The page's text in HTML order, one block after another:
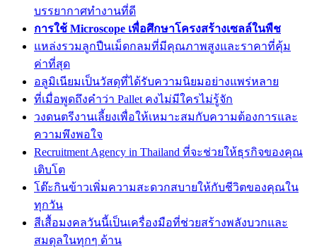
บรรยากาศทำงานที่ดี
การใช้ Microscope เพื่อศึกษาโครงสร้างเซลล์ในพืช
แหล่งรวมลูกปืนเม็ดกลมที่มีคุณภาพสูงและราคาที่คุ้ม
ค่าที่สุด
อลูมิเนียมเป็นวัสดุที่ได้รับความนิยมอย่างแพร่หลาย
ที่เมื่อพูดถึงคำว่า Pallet คงไม่มีใครไม่รู้จัก
วงดนตรีงานเลี้ยงเพื่อให้เหมาะสมกับความต้องการและ
ความพึงพอใจ
Recruitment Agency in Thailand ที่จะช่วยให้ธุรกิจของคุณ
เติบโต
โต๊ะกินข้าวเพิ่มความสะดวกสบายให้กับชีวิตของคุณใน
ทุกวัน
สีเสื้อมงคลวันนี้เป็นเครื่องมือที่ช่วยสร้างพลังบวกและ
สมดุลในทุกๆ ด้าน